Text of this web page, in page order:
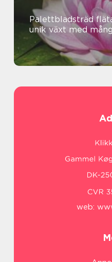
Palettbladsträd
unik växt med
web: